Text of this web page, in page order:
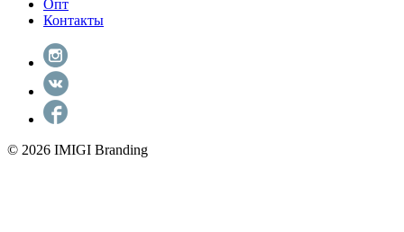
Опт
Контакты
© 2026 IMIGI Branding